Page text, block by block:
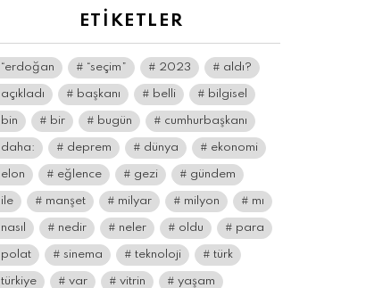
ETIKETLER
“erdoğan “seçim” 2023 aldı?
açıkladı başkanı belli bilgisel
bin bir bugün cumhurbaşkanı
daha: deprem dünya ekonomi
elon eğlence gezi gündem
ile manşet milyar milyon mı
nasıl nedir neler oldu para
polat sinema teknoloji türk
türkiye var vitrin yaşam